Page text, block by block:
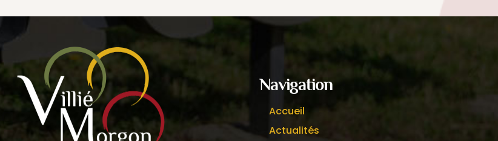
Navigation
Accueil
Actualités